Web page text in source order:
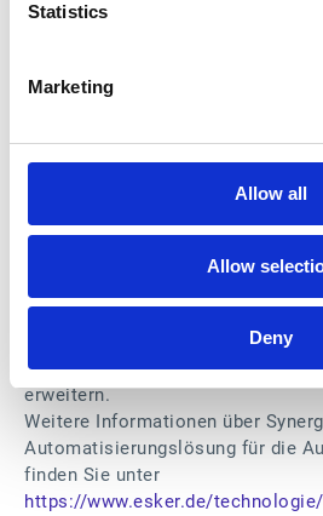
Statistics
Marketing
Allow all
Allow
Deny
Mit Synergy Transformer stärkt
zur Lösung geschäftlicher
nicht nur der Kundenservice,
Eskers Erfahrung mit innovativer
Gesichtserkennungssystems im
Shared Network zum Abgleich
Datenextraktion, das 2019
Lösung verdeutlicht das
Grenzen der KI in der
erweitern.
Weitere Informationen über
Automatisierungslösung für die
finden Sie unter
https://www.esker.de/